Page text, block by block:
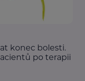
konec bolesti.
po terapii